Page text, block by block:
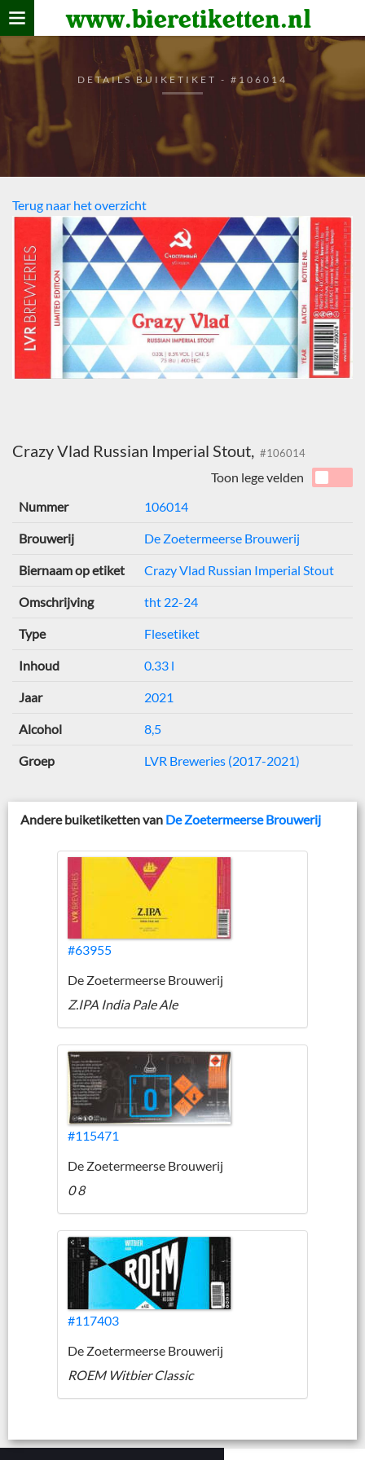
www.bieretiketten.nl
Home
verzamelen
De bierkaart
Bezoekers
DETAILS BUIKETIKET - #106014
Terug naar het overzicht
Crazy Vlad Russian Imperial Stout, #106014
Toon lege velden
Nummer
106014
Brouwerij De Zoetermeerse Brouwerij
Biernaam op etiket Crazy Vlad Russian Imperial Stout
Omschrijving tht 22-24
Type Flesetiket
Inhoud 0.33 l
Jaar 2021
Alcohol 8,5
Groep LVR Breweries (2017-2021)
Andere buiketiketten van De Zoetermeerse Brouwerij
#63955
De Zoetermeerse Brouwerij
Z.IPA India Pale Ale
#115471
De Zoetermeerse Brouwerij
0 8
#117403
De Zoetermeerse Brouwerij
ROEM Witbier Classic